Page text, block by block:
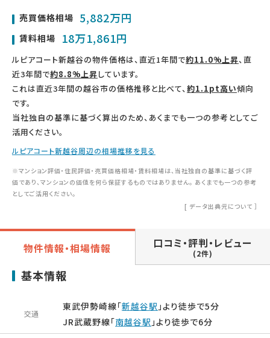
売買価格相場 5,882万円
賃料相場 18万1,861円
ルピアコート新越谷の物件価格は、直近1年間で約11.0%上昇、直
近3年間で約8.8%上昇しています。
これは直近3年間の越谷市の価格推移と比べて、約1.1pt高い傾向
です。
当社独自の基準に基づく算出のため、あくまでも一つの参考としてご
活用ください。
ルピアコート新越谷周辺の相場推移を見る
※マンション評価・住民評価・売買価格相場・賃料相場は、当社独自の基準に基づく評
価であり、マンションの価値を何ら保証するものではありません。 あくまでも一つの参考
としてご活用ください。
[ データ出典元について ］
物件情報・相場情報 口コミ・評判・レビュー
(2件)
基本情報
交通
東武伊勢崎線「新越谷駅」より徒歩で5分
JR武蔵野線「南越谷駅」より徒歩で6分